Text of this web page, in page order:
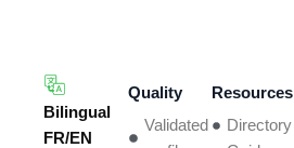
Bilingual
FR/EN
Quality
Validated
Resources
Directory